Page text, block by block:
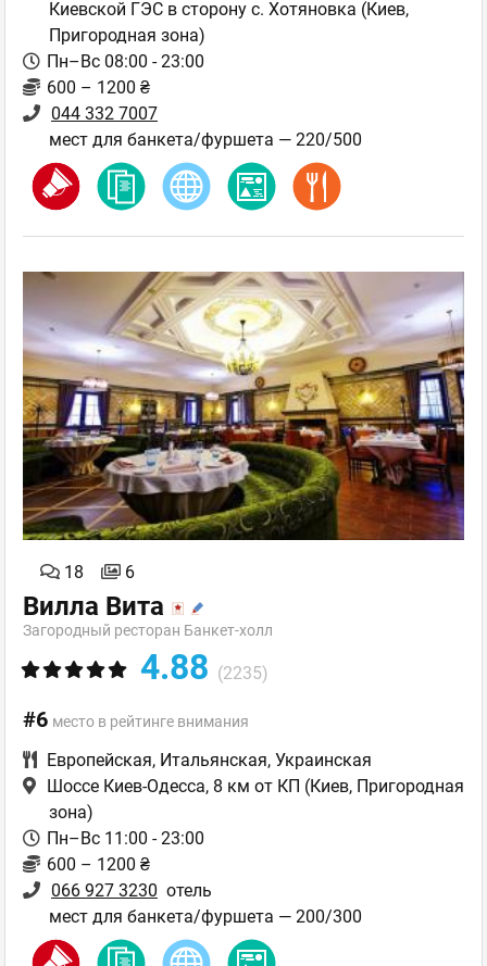
Киевской ГЭС в сторону с. Хотяновка (Киев,
Пригородная зона)
Пн–Вс 08:00 - 23:00
600 – 1200 ₴
044 332 7007
мест для банкета/фуршета — 220/500
18 6
Вилла Вита
Загородный ресторан Банкет-холл
4.88 (2235)
#6 место в рейтинге внимания
Европейская, Итальянская, Украинская
Шоссе Киев-Одесса, 8 км от КП (Киев, Пригородная
зона)
Пн–Вс 11:00 - 23:00
600 – 1200 ₴
066 927 3230 отель
мест для банкета/фуршета — 200/300